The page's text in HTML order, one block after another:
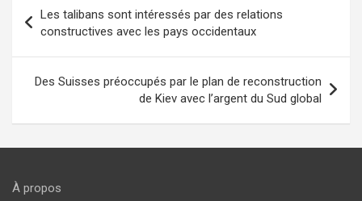
de
l’article
Les talibans sont intéressés par des relations
constructives avec les pays occidentaux
Des Suisses préoccupés par le plan de reconstruction
de Kiev avec l’argent du Sud global
À propos